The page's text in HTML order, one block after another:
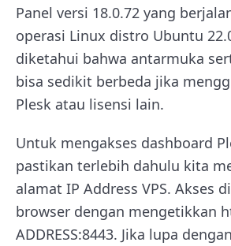
Panel versi 18.0.72 yang
operasi Linux distro Ubuntu
diketahui bahwa antarmuka
bisa sedikit berbeda jika
Plesk atau lisensi lain.
Untuk mengakses dashboard
pastikan terlebih dahulu kita
alamat IP Address VPS. Akses
browser dengan mengetikkan
ADDRESS:8443. Jika lupa